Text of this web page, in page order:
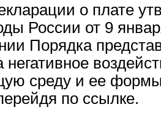
о плате
России от 9
Порядка
негативное
среду и ее
по ссылке.